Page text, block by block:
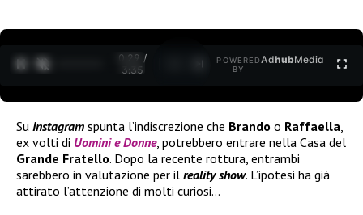
0:30 /
3:35
POWERED
BY
AdhubMedia
Su Instagram spunta l’indiscrezione che Brando o Raffaella
ex volti di Uomini e Donne, potrebbero entrare nella Casa del
Grande Fratello. Dopo la recente rottura, entrambi
sarebbero in valutazione per il reality show. L’ipotesi ha già
attirato l’attenzione di molti curiosi…